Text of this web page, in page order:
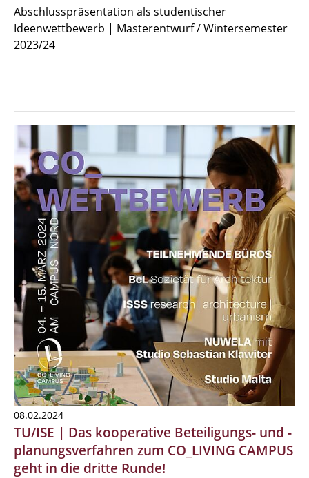
Abschlusspräsentation als studentischer
Ideenwettbewerb | Masterentwurf / Wintersemester
2023/24
08.02.2024
TU/ISE | Das kooperative Beteiligungs- und -
planungsverfahren zum CO_LIVING CAMPUS
geht in die dritte Runde!